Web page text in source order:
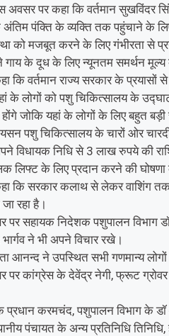
अवसर पर कहा कि वर्तमान सुखविंदर
पंक्ति के व्यक्ति तक पहुंचाने के
को मजबूत करने के लिए गंभीरता से
गाय के दूध के लिए न्यूनतम समर्थन
कि वर्तमान राज्य सरकार के
के लोगों को पशु चिकित्सालय के
जोकि यहां के लोगों के लिए बहुत बड़ी
पशु चिकित्सालय के चारों ओर
विधायक निधि से 3 लाख रुपये की
लिफ्ट के लिए प्रदान करने की
कि सरकार कलाथ से लेकर वाशिंग
जा रहा है।
पर सहायक निदेशक पशुपालन विभाग
भार्गव ने भी अपने विचार रखे।
आनन्द ने उपस्थित सभी गणमान्य लोगों
पर कांग्रेस के देवेंद्र नेगी, फ्रूट ग्रोवर
प्रधान करमचंद, पशुपालन विभाग के डॉ
पंचायत के अन्य प्रतिनिधि